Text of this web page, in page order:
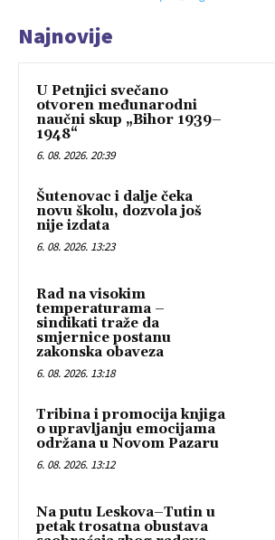
Najnovije
U Petnjici svečano
otvoren međunarodni
naučni skup „Bihor 1939–
1948“
6. 08. 2026. 20:39
Šutenovac i dalje čeka
novu školu, dozvola još
nije izdata
6. 08. 2026. 13:23
Rad na visokim
temperaturama –
sindikati traže da
smjernice postanu
zakonska obaveza
6. 08. 2026. 13:18
Tribina i promocija knjiga
o upravljanju emocijama
održana u Novom Pazaru
6. 08. 2026. 13:12
Na putu Leskova–Tutin u
petak trosatna obustava